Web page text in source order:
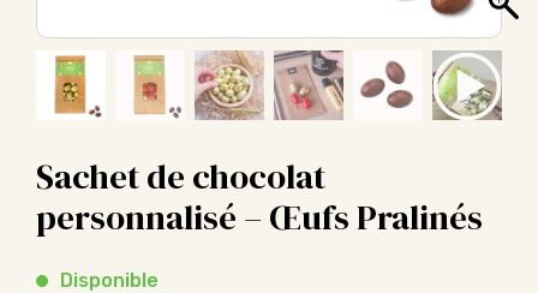
Sachet de chocolat
personnalisé – Œufs Pralinés
Disponible